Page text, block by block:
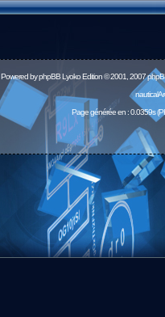
Powered byphpBBLyoko Edition © 2001, 2007
Page générée en : 0.0359s